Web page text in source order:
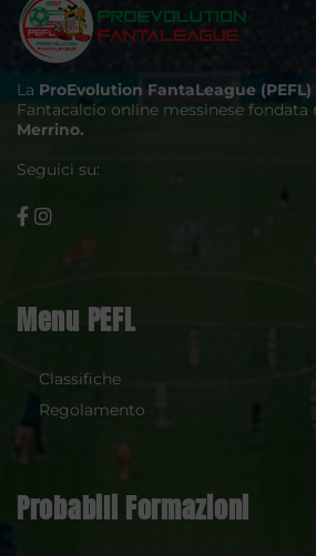
La ProEvolution FantaLeague (PEFL)
Fantacalcio online messinese fondata
Merrino.
Seguici su:
Menu PEFL
Classifiche
Regolamento
Probabili Formazioni